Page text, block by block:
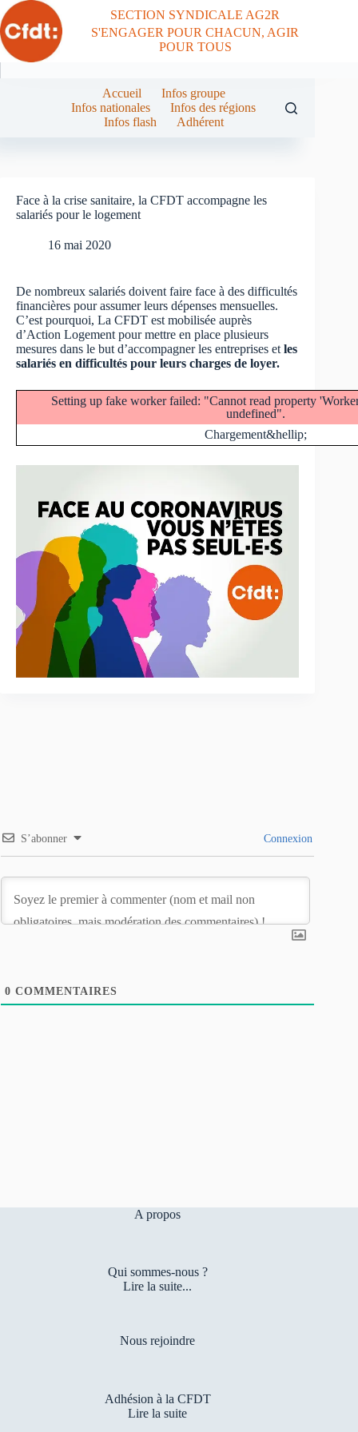
Passer
au
contenu
SECTION SYNDICALE AG2R
S'ENGAGER POUR CHACUN, AGIR
POUR TOUS
Accueil
Infos groupe
Infos nationales
Infos des régions
Infos flash
Adhérent
Face à la crise sanitaire, la CFDT accompagne les
salariés pour le logement
16 mai 2020
De nombreux salariés doivent faire face à des difficultés
financières pour assumer leurs dépenses mensuelles.
C’est pourquoi, La CFDT est mobilisée auprès
d’Action Logement pour mettre en place plusieurs
mesures dans le but d’accompagner les entreprises et les
salariés en difficultés pour leurs charges de loyer.
Setting up fake worker failed: "Cannot read property
undefined".
Chargement&hellip;
S’abonner Connexion
0 COMMENTAIRES
A propos
Qui sommes-nous ?
Lire la suite...
Nous rejoindre
Adhésion à la CFDT
Lire la suite